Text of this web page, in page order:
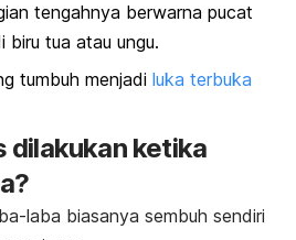
tengahnya berwarna pucat
biru tua atau ungu.
tumbuh menjadi luka terbuka
dilakukan ketika
laba biasanya sembuh sendiri